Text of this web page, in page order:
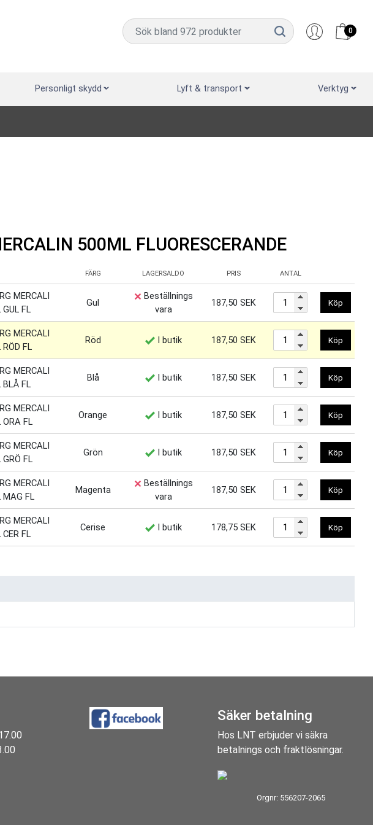
0
Personligt skydd Lyft & transport Verktyg
500ML FLUORESCERANDE
FÄRG LAGERSALDO PRIS ANTAL
MERCALI
FL
Gul
Beställnings
vara
187,50 SEK Köp
MERCALI
FL
Röd I butik 187,50 SEK Köp
MERCALI
FL
Blå I butik 187,50 SEK Köp
MERCALI
FL
Orange I butik 187,50 SEK Köp
MERCALI
FL
Grön I butik 187,50 SEK Köp
MERCALI
MAG FL
Magenta
Beställnings
vara
187,50 SEK Köp
MERCALI
FL
Cerise I butik 178,75 SEK Köp
Säker betalning
Hos LNT erbjuder vi säkra
betalnings och fraktlösningar.
Orgnr: 556207-2065